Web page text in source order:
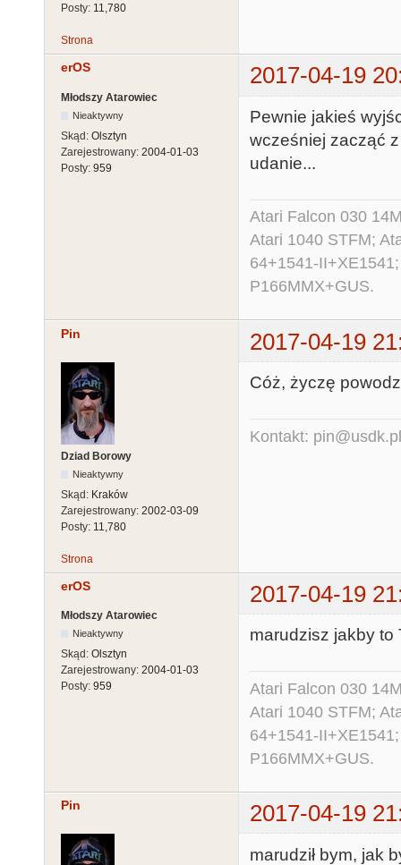
Posty: 11,780
Strona
erOS 2017-04-19
Młodszy Atarowiec
Nieaktywny
Skąd: Olsztyn
Zarejestrowany: 2004-01-03
Posty: 959
Pewnie jakieś
wcześniej zacząć
udanie...
Atari Falcon 030
Atari 1040 STFM;
64+1541-
P166MMX+GUS.
Pin 2017-04-19
Dziad Borowy
Nieaktywny
Skąd: Kraków
Zarejestrowany: 2002-03-09
Posty: 11,780
Cóż, życzę
Kontakt: pin@usdk.pl
Strona
erOS 2017-04-19
Młodszy Atarowiec
Nieaktywny
Skąd: Olsztyn
Zarejestrowany: 2004-01-03
Posty: 959
marudzisz jakby to
Atari Falcon 030
Atari 1040 STFM;
64+1541-
P166MMX+GUS.
Pin 2017-04-19
marudził bym, jak